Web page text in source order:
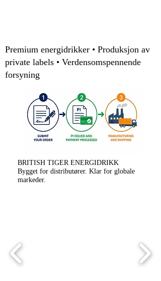
Salgsargumenter
OEM- og ODM-tjenester
Gratis vareprøver tilgjengelig
Gratis etikettdesigntjeneste
Kontakt
Produkt av
Premium energidrikker • Produksjon av
private labels • Verdensomspennende
forsyning
BRITISH TIGER ENERGIDRIKK
Bygget for distributører. Klar for globale
markeder.